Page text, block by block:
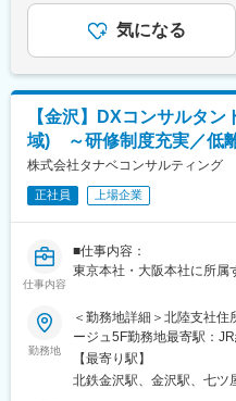
・経営層のための学びと体
・各種研究テーマごとに定
・時代のトレンドや社会
・同じ課題解決に取り組む
●セミナー
・年間参加者数9900人以上
・経営層から新入社員まで
じて企業の持続的成長を支援
■当社について：
1957年を超える日本の経
り、経営者のパートナー
定から現場における商品・
・売上金、食材管理
・店舗の衛生管理
・スタッフ育成、シフト管理
・店舗の経営戦略
など、経験・能力・希望に
★魅力ポイント（1）：急
夜勤務は基本ありません！
同社では、ブロック長、ス
ートしていますので、欠
ューを減らして必要人員を
時間を短縮するなど、柔軟
★魅力ポイント（2）：充
る
入社後は、多くの技術ノ
ウなど充実の研修体制がご
現在はeトレ（WEB動画ト
351,700円（12分割）（一
手当＞有＜給与補足＞■昇
（店舗の目標達成時に支給
職/(インセンティブ含む年
ンセンティブ含む年俸)580
り、選考を通じて上下する
当を含めた表記です。
気になる
【金沢】DXコンサルタ
域) ～研修制度充実／低
株式会社タナベコンサルティング
正社員 上場企業
仕事内容
■仕事内容：
東京本社・大阪本社に所属
中小企業まで、クライア
いて、デジタルの活用を
面でマーケティング戦略
で支援する「チームコン
「コンサルティング提案活
勤務地
＜勤務地詳細＞北陸支社
ージュ5F勤務地最寄駅：
煙【最寄り駅】
北鉄金沢駅、金沢駅、七ツ